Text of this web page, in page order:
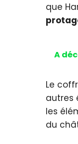
que
A
Le
autres
les
du